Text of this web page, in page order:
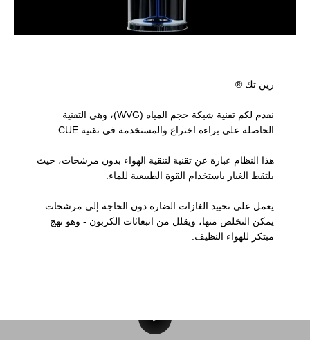
رين تك ®
نقدم لكم تقنية شبكة حجم المياه (WVG)، وهي التقنية
الحاصلة على براءة اختراع والمستخدمة في تقنية CUE.
هذا النظام عبارة عن تقنية لتنقية الهواء بدون مرشحات، حيث
يلتقط الغبار باستخدام القوة الطبيعية للماء.
يعمل على تحييد الغازات الضارة دون الحاجة إلى مرشحات
يمكن التخلص منها، ويقلل من انبعاثات الكربون - وهو نهج
مبتكر للهواء النظيف.